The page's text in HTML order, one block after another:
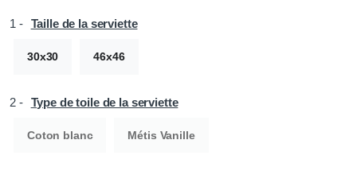
1 - Taille de la serviette
30x30 46x46
2 - Type de toile de la serviette
Coton blanc Métis Vanille